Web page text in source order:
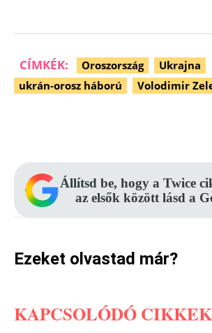
CÍMKÉK: Oroszország
Ukrajna
ukrán-orosz háború
Volodimir
Állítsd be, hogy a Twice
az elsők között lásd a
Ezeket olvastad már?
KAPCSOLÓDÓ CIKKEK